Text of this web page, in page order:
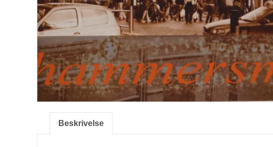
Beskrivelse